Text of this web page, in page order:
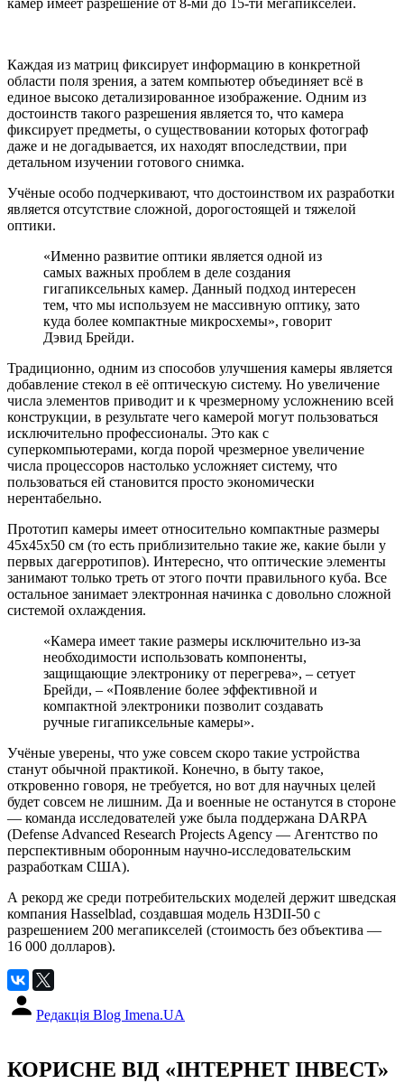
камер имеет разрешение от 8-ми до 15-ти мегапикселей.
Каждая из матриц фиксирует информацию в конкретной
области поля зрения, а затем компьютер объединяет всё в
единое высоко детализированное изображение. Одним из
достоинств такого разрешения является то, что камера
фиксирует предметы, о существовании которых фотограф
даже и не догадывается, их находят впоследствии, при
детальном изучении готового снимка.
Учёные особо подчеркивают, что достоинством их разработки
является отсутствие сложной, дорогостоящей и тяжелой
оптики.
«Именно развитие оптики является одной из
самых важных проблем в деле создания
гигапиксельных камер. Данный подход интересен
тем, что мы используем не массивную оптику, зато
куда более компактные микросхемы», говорит
Дэвид Брейди.
Традиционно, одним из способов улучшения камеры является
добавление стекол в её оптическую систему. Но увеличение
числа элементов приводит и к чрезмерному усложнению всей
конструкции, в результате чего камерой могут пользоваться
исключительно профессионалы. Это как с
суперкомпьютерами, когда порой чрезмерное увеличение
числа процессоров настолько усложняет систему, что
пользоваться ей становится просто экономически
нерентабельно.
Прототип камеры имеет относительно компактные размеры
45х45х50 см (то есть приблизительно такие же, какие были у
первых дагерротипов). Интересно, что оптические элементы
занимают только треть от этого почти правильного куба. Все
остальное занимает электронная начинка с довольно сложной
системой охлаждения.
«Камера имеет такие размеры исключительно из-за
необходимости использовать компоненты,
защищающие электронику от перегрева», – сетует
Брейди, – «Появление более эффективной и
компактной электроники позволит создавать
ручные гигапиксельные камеры».
Учёные уверены, что уже совсем скоро такие устройства
станут обычной практикой. Конечно, в быту такое,
откровенно говоря, не требуется, но вот для научных целей
будет совсем не лишним. Да и военные не останутся в стороне
— команда исследователей уже была поддержана DARPA
(Defense Advanced Research Projects Agency — Агентство по
перспективным оборонным научно-исследовательским
разработкам США).
А рекорд же среди потребительских моделей держит шведская
компания Hasselblad, создавшая модель H3DII-50 с
разрешением 200 мегапикселей (стоимость без объектива —
16 000 долларов).
Редакція Blog Imena.UA
КОРИСНЕ ВІД «ІНТЕРНЕТ ІНВЕСТ»